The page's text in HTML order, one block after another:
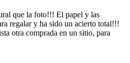
que la foto!!! El papel y las
regalar y ha sido un acierto total!!!
otra comprada en un sitio, para